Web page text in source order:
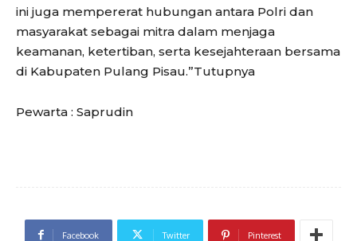
ini juga mempererat hubungan antara Polri dan
masyarakat sebagai mitra dalam menjaga
keamanan, ketertiban, serta kesejahteraan bersama
di Kabupaten Pulang Pisau.”Tutupnya
Pewarta : Saprudin
Facebook Twitter Pinterest